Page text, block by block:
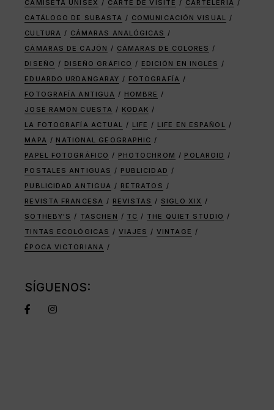
CAMISETA UNISEX
CARTE DE VISITE
CARTELERÍA
CATÁLOGO DE SUBASTA
COMUNICACIÓN VISUAL
CULTURA
CÁMARAS ANALÓGICAS
CÁMARAS DE CAJÓN
CÁMARAS DE COLORES
DISEÑO
DISEÑO GRÁFICO
EDICIÓN EN INGLÉS
EDUARDO URDANGARAY
FOTOGRAFÍA
FOTOGRAFÍA ANTIGUA
HOMBRE
JOSÉ RAMÓN CUESTA
KODAK
LA FOTOGRAFÍA ACTUAL
LIFE
LIFE EN ESPAÑOL
MAPA
NATIONAL GEOGRAPHIC
PAPEL FOTOGRÁFICO
PHOTOCHROM
POLAROID
POSTALES ANTIGUAS
PUBLICIDAD
PUBLICIDAD ANTIGUA
RETRATOS
REVISTA FRANCESA
REVISTAS
SIGLO XIX
SOTHEBY'S
TASCHEN TC
THE QUIET STUDIO
TINTAS ECOLÓGICAS
VIAJES
VINTAGE
ÉPOCA VICTORIANA
SÍGUENOS: